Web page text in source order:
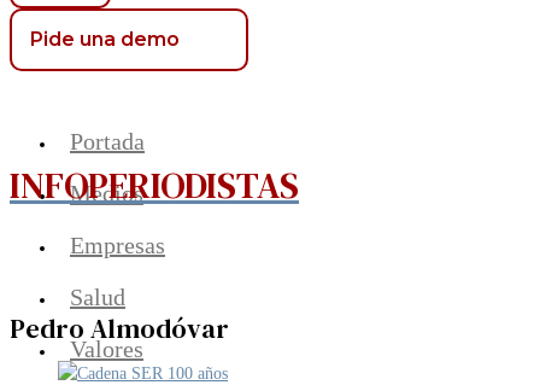
Pide una demo
Portada
Medios
Empresas
Salud
Valores
INFOPERIODISTAS
Pedro Almodóvar